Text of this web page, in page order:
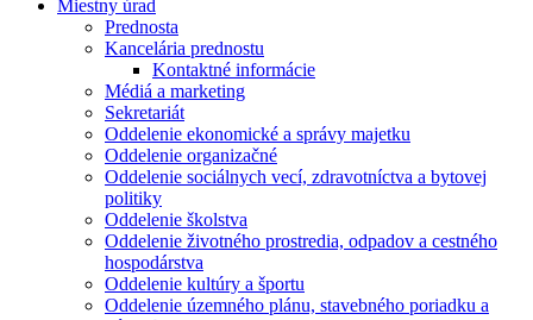
Miestny úrad
Prednosta
Kancelária prednostu
Kontaktné informácie
Médiá a marketing
Sekretariát
Oddelenie ekonomické a správy majetku
Oddelenie organizačné
Oddelenie sociálnych vecí, zdravotníctva a bytovej
politiky
Oddelenie školstva
Oddelenie životného prostredia, odpadov a cestného
hospodárstva
Oddelenie kultúry a športu
Oddelenie územného plánu, stavebného poriadku a